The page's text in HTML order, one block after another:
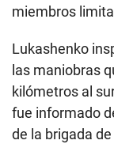
miembros
Lukashenko
las maniobras
kilómetros al
fue informado
de la brigada